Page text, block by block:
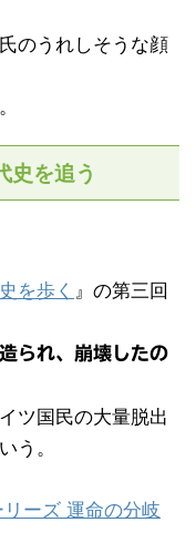
のうれしそうな顔
史を追う
を歩く 』の第三回
られ、崩壊したの
ツ国民の大量脱出
う。
ーズ 運命の分岐